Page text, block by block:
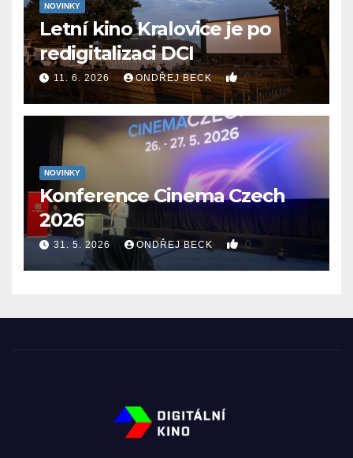
NOVINKY
Letní kino Kralovice je po
redigitalizaci DCI
11. 6. 2026 ONDŘEJ BECK 0
NOVINKY
Konference Cinema Czech
2026
31. 5. 2026 ONDŘEJ BECK 0